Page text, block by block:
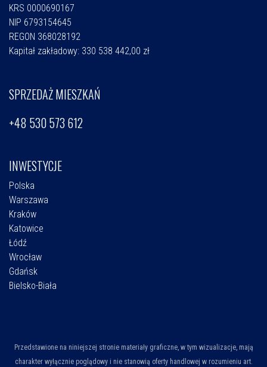
KRS 0000690167
NIP 6793154645
REGON 368028192
Kapitał zakładowy: 330 538 442,00 zł
SPRZEDAŻ MIESZKAŃ
+48 530 573 612
INWESTYCJE
Polska
Warszawa
Kraków
Katowice
Łódź
Wrocław
Gdańsk
Bielsko-Biała
Przedstawione na niniejszej stronie materiały graficzne, w tym wizualizacje, mają
charakter wyłącznie poglądowy i nie stanowią oferty handlowej w rozumieniu art.